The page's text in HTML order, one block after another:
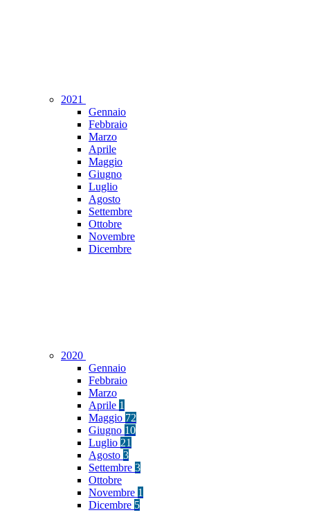
2021
Gennaio
Febbraio
Marzo
Aprile
Maggio
Giugno
Luglio
Agosto
Settembre
Ottobre
Novembre
Dicembre
2020
Gennaio
Febbraio
Marzo
Aprile 1
Maggio 72
Giugno 10
Luglio 21
Agosto 3
Settembre 3
Ottobre
Novembre 1
Dicembre 5